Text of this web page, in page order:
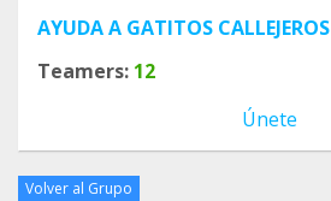
AYUDA A GATITOS CALLEJEROS
Teamers: 12
Únete
Volver al Grupo